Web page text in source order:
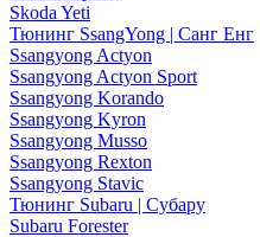
Skoda Yeti
Тюнинг SsangYong | Санг Енг
Ssangyong Actyon
Ssangyong Actyon Sport
Ssangyong Korando
Ssangyong Kyron
Ssangyong Musso
Ssangyong Rexton
Ssangyong Stavic
Тюнинг Subaru | Субару
Subaru Forester